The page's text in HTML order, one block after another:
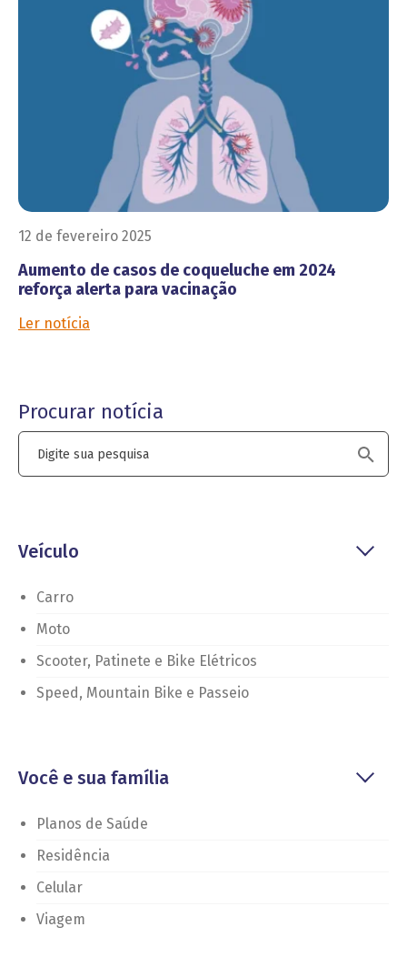
12 de fevereiro 2025
Aumento de casos de coqueluche em 2024
reforça alerta para vacinação
Ler notícia
Procurar notícia
Veículo
Carro
Moto
Scooter, Patinete e Bike Elétricos
Speed, Mountain Bike e Passeio
Você e sua família
Planos de Saúde
Residência
Celular
Viagem